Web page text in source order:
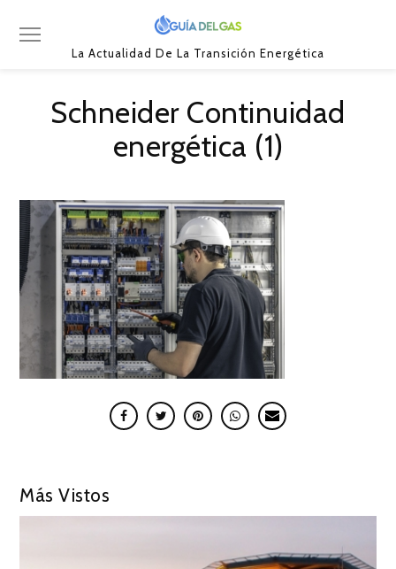
La Actualidad De La Transición Energética
Schneider Continuidad
energética (1)
Más Vistos